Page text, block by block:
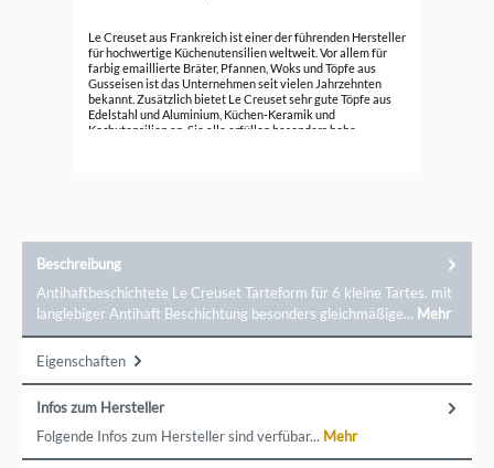
Le Creuset aus Frankreich ist einer der führenden Hersteller
für hochwertige Küchenutensilien weltweit. Vor allem für
farbig emaillierte Bräter, Pfannen, Woks und Töpfe aus
Gusseisen ist das Unternehmen seit vielen Jahrzehnten
bekannt. Zusätzlich bietet Le Creuset sehr gute Töpfe aus
Edelstahl und Aluminium, Küchen-Keramik und
Kochutensilien an. Sie alle erfüllen besonders hohe
Beschreibung
Antihaftbeschichtete Le Creuset Tarteform für 6 kleine Tartes. mit
langlebiger Antihaft Beschichtung besonders gleichmäßige… Mehr
Eigenschaften
Infos zum Hersteller
Folgende Infos zum Hersteller sind verfübar... Mehr